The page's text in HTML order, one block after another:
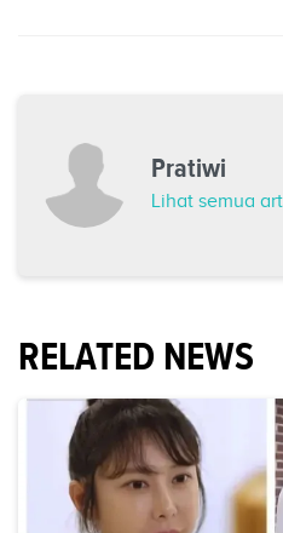
Pratiwi
Lihat semua
RELATED NEWS